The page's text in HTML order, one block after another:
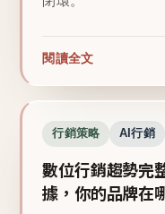
閱讀全文
行銷策略 AI行銷
數位行銷趨勢完
據，你的品牌在